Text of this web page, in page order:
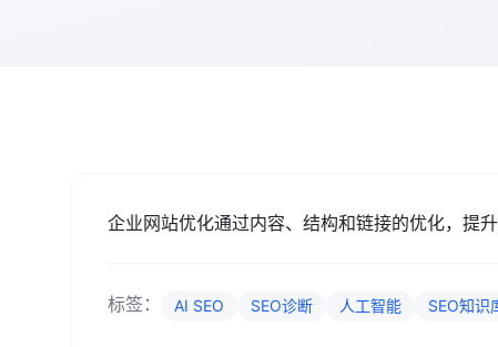
企业网站优化通过内容、结构和链接的优化，提
标签： AI SEO SEO诊断 人工智能 SEO知识